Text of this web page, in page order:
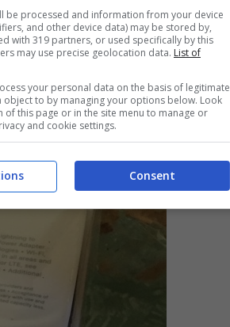
be processed and information from your device
and other device data) may be stored by,
with 319 partners, or used specifically by this
may use precise geolocation data. List of
your personal data on the basis of legitimate
object to by managing your options below. Look
this page or in the site menu to manage or
and cookie settings.
Consent